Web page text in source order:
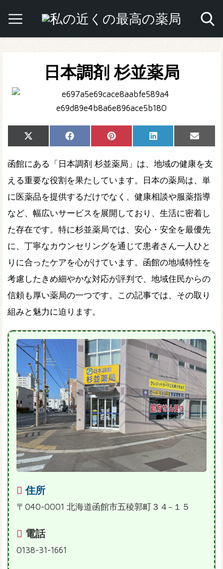
日本調剤 杉並薬局
Share
on
X
(Twitter)
Share
on
Facebook Share
on
Pinterest Share
on
LinkedIn
Share
on
Email
函館にある「日本調剤 杉並薬局」は、地域の健康を支
える重要な役割を果たしています。日本の薬局は、単
に医薬品を提供するだけでなく、健康相談や服薬指導
など、幅広いサービスを展開しており、生活に密着し
た存在です。特に杉並薬局では、安心・安全を最優先
に、丁寧なカウンセリングを通じて患者さん一人ひと
りに合ったケアを心がけています。函館の地域特性を
考慮したきめ細やかな対応が評判で、地域住民からの
信頼も厚い薬局の一つです。この記事では、その取り
組みと魅力に迫ります。
住所
〒040-0001 北海道函館市五稜郭町３４−１５
電話
0138-31-1661